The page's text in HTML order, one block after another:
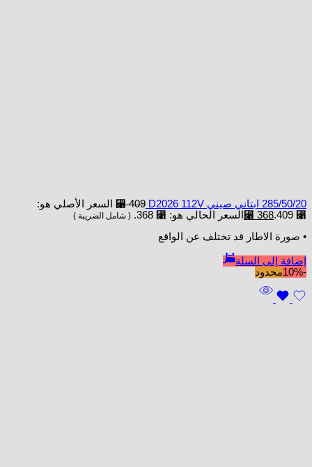
285/50/20 ابتاني صيني D2026 112V ⃁409
السعر الأصلي هو:
⃁ 409.
⃁ 368 السعر الحالي هو: ⃁ 368. ( شامل الضريبة )
• صورة الاطار قد تختلف عن الواقع
إضافة إلى السلة
-10%
محدود